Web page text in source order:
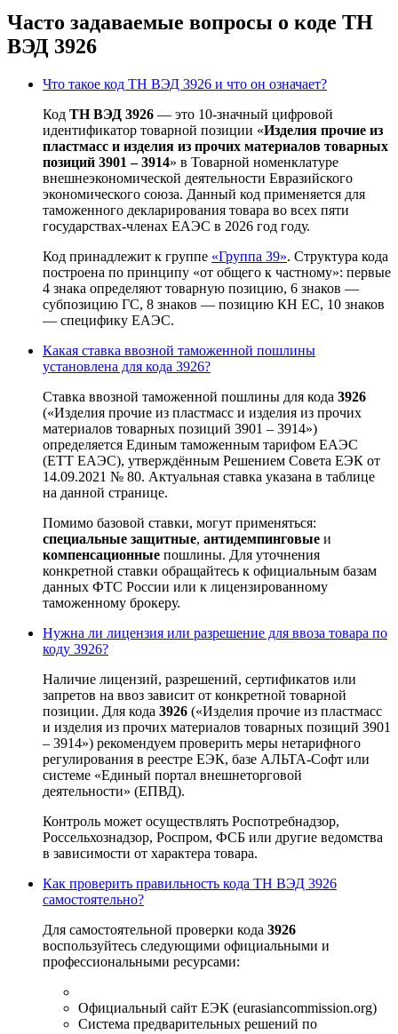
Часто задаваемые вопросы о коде ТН
ВЭД 3926
Что такое код ТН ВЭД 3926 и что он означает?
Код ТН ВЭД 3926 — это 10-значный цифровой
идентификатор товарной позиции «Изделия прочие из
пластмасс и изделия из прочих материалов товарных
позиций 3901 – 3914» в Товарной номенклатуре
внешнеэкономической деятельности Евразийского
экономического союза. Данный код применяется для
таможенного декларирования товара во всех пяти
государствах-членах ЕАЭС в 2026 год году.
Код принадлежит к группе «Группа 39». Структура кода
построена по принципу «от общего к частному»: первые
4 знака определяют товарную позицию, 6 знаков —
субпозицию ГС, 8 знаков — позицию КН ЕС, 10 знаков
— специфику ЕАЭС.
Какая ставка ввозной таможенной пошлины
установлена для кода 3926?
Ставка ввозной таможенной пошлины для кода 3926
(«Изделия прочие из пластмасс и изделия из прочих
материалов товарных позиций 3901 – 3914»)
определяется Единым таможенным тарифом ЕАЭС
(ЕТТ ЕАЭС), утверждённым Решением Совета ЕЭК от
14.09.2021 № 80. Актуальная ставка указана в таблице
на данной странице.
Помимо базовой ставки, могут применяться:
специальные защитные, антидемпинговые и
компенсационные пошлины. Для уточнения
конкретной ставки обращайтесь к официальным базам
данных ФТС России или к лицензированному
таможенному брокеру.
Нужна ли лицензия или разрешение для ввоза товара по
коду 3926?
Наличие лицензий, разрешений, сертификатов или
запретов на ввоз зависит от конкретной товарной
позиции. Для кода 3926 («Изделия прочие из пластмасс
и изделия из прочих материалов товарных позиций 3901
– 3914») рекомендуем проверить меры нетарифного
регулирования в реестре ЕЭК, базе АЛЬТА-Софт или
системе «Единый портал внешнеторговой
деятельности» (ЕПВД).
Контроль может осуществлять Роспотребнадзор,
Россельхознадзор, Роспром, ФСБ или другие ведомства
в зависимости от характера товара.
Как проверить правильность кода ТН ВЭД 3926
самостоятельно?
Для самостоятельной проверки кода 3926
воспользуйтесь следующими официальными и
профессиональными ресурсами:
Официальный сайт ЕЭК (eurasiancommission.org)
Система предварительных решений по